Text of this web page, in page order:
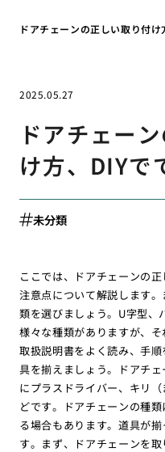
ドアチェーンの正しい取り付け
2025.05.27
ドアチェー
け方、DIYで
未分類
ここでは、ドアチェーンの
注意点について解説します
類を選びましょう。U字型、
様々な種類がありますが、そ
取扱説明書をよく読み、手
具を揃えましょう。ドアチ
にプラスドライバー、キリ
どです。ドアチェーンの種
る場合もあります。道具が
す。まず、ドアチェーンを